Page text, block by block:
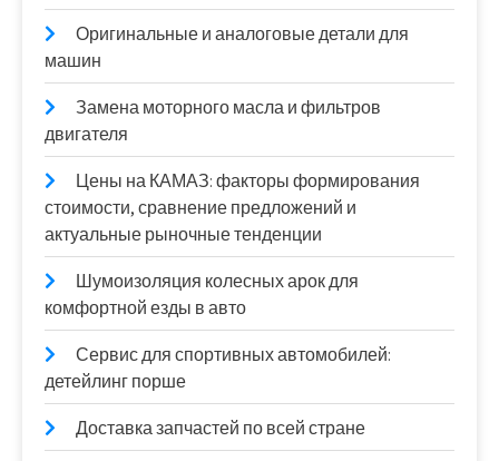
Оригинальные и аналоговые детали для
машин
Замена моторного масла и фильтров
двигателя
Цены на КАМАЗ: факторы формирования
стоимости, сравнение предложений и
актуальные рыночные тенденции
Шумоизоляция колесных арок для
комфортной езды в авто
Сервис для спортивных автомобилей:
детейлинг порше
Доставка запчастей по всей стране